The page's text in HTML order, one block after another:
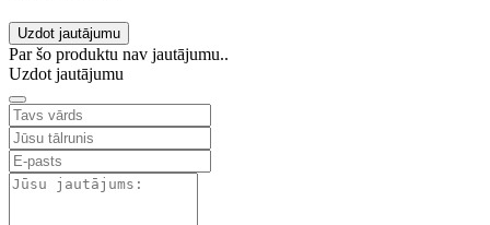
Uzdot jautājumu
Par šo produktu nav jautājumu..
Uzdot jautājumu